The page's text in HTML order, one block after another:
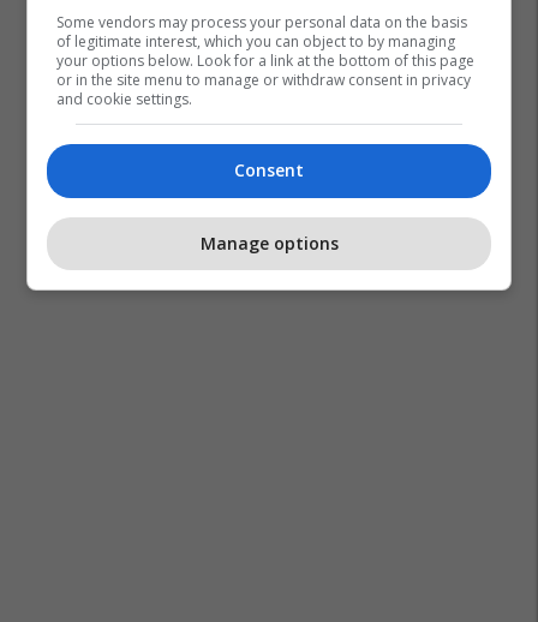
Some vendors may process your personal data on the basis
of legitimate interest, which you can object to by managing
your options below. Look for a link at the bottom of this page
or in the site menu to manage or withdraw consent in privacy
and cookie settings.
Consent
Manage options